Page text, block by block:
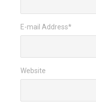
E-mail Address*
Website